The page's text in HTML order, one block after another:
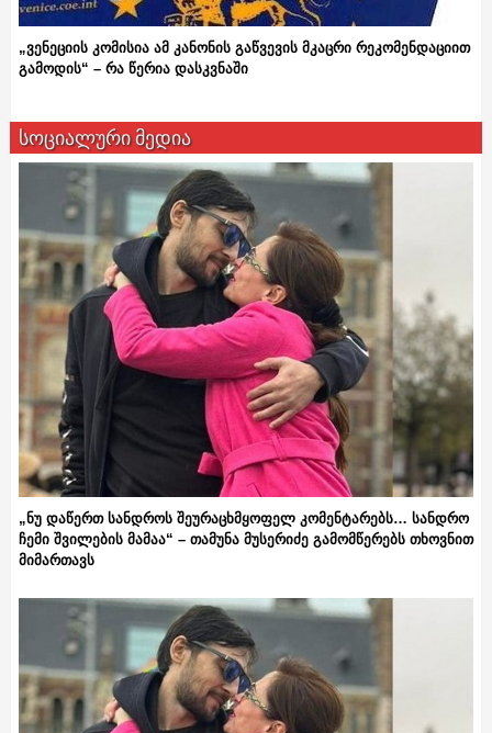
„ვენეციის კომისია ამ კანონის გაწვევის მკაცრი რეკომენდაციით
გამოდის“ – რა წერია დასკვნაში
სოციალური მედია
„ნუ დაწერთ სანდროს შეურაცხმყოფელ კომენტარებს… სანდრო
ჩემი შვილების მამაა“ – თამუნა მუსერიძე გამომწერებს თხოვნით
მიმართავს